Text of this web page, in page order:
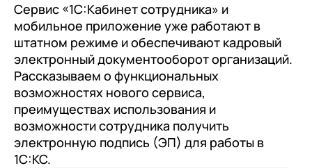
Сервис «1С:Кабинет сотрудника» и
мобильное приложение уже работают в
штатном режиме и обеспечивают кадровый
электронный документооборот организаций.
Рассказываем о функциональных
возможностях нового сервиса,
преимуществах использования и
возможности сотрудника получить
электронную подпись (ЭП) для работы в
1С:КС.